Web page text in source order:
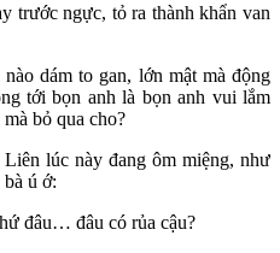
trước ngực, tỏ ra thành khẩn van
dám to gan, lớn mật mà động
tới bọn anh là bọn anh vui lắm
bỏ qua cho?
lúc này đang ôm miệng, như
ú ớ:
đâu… đâu có rủa cậu?